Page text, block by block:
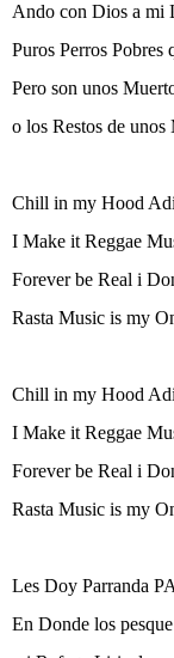
Ando con Dios a mi
Puros Perros Pobres
Pero son unos
o los Restos de
Chill in my Hood
I Make it Reggae
Forever be Real i
Rasta Music is my
Chill in my Hood
I Make it Reggae
Forever be Real i
Rasta Music is my
Les Doy Parranda
En Donde los